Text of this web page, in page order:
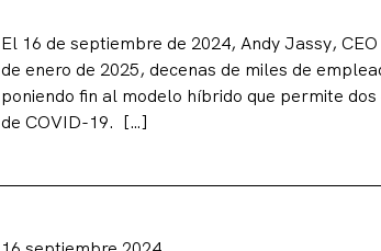
El 16 de septiembre de 2024, Andy Jassy,
de enero de 2025, decenas de miles de
poniendo fin al modelo híbrido que permite
de COVID-19. […]